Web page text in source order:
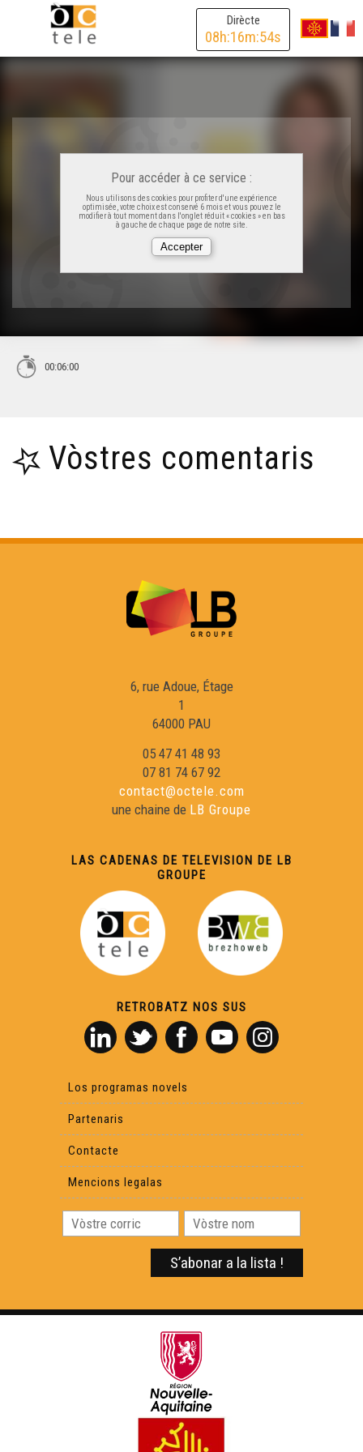
Dirècte
08h:16m:54s
Pour accéder à ce service :
Nous utilisons des cookies pour profiter d'une expérience
optimisée, votre choix est conservé 6 mois et vous pouvez le
modifier à tout moment dans l'onglet réduit « cookies » en bas
à gauche de chaque page de notre site.
00:06:00
Vòstres comentaris
6, rue Adoue, Étage
1
64000 PAU
05 47 41 48 93
07 81 74 67 92
contact@octele.com
une chaine de LB Groupe
LAS CADENAS DE TELEVISION DE LB
GROUPE
RETROBATZ NOS SUS
Los programas novels
Partenaris
Contacte
Mencions legalas